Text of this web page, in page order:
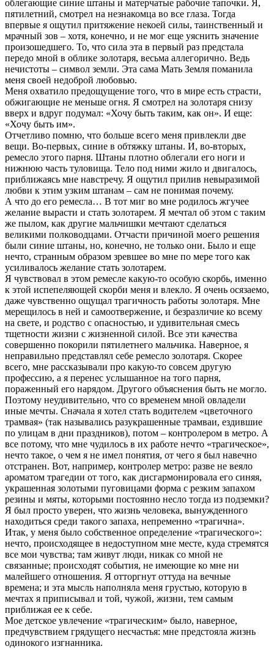
облегающие синие штаны и матерчатые рабочие тапочки. Я,
пятилетний, смотрел на незнакомца во все глаза. Тогда
впервые я ощутил притяжение некоей силы, таинственный и
мрачный зов – хотя, конечно, и не мог еще уяснить значение
произошедшего. То, что сила эта в первый раз предстала
передо мной в облике золотаря, весьма аллегорично. Ведь
нечистоты – символ земли. Эта сама Мать Земля поманила
меня своей недоброй любовью.
Меня охватило предощущение того, что в мире есть страсти,
обжигающие не меньше огня. Я смотрел на золотаря снизу
вверх и вдруг подумал: «Хочу быть таким, как он». И еще:
«Хочу быть им».
Отчетливо помню, что больше всего меня привлекли две
вещи. Во-первых, синие в обтяжку штаны. И, во-вторых,
ремесло этого парня. Штаны плотно облегали его ноги и
нижнюю часть туловища. Тело под ними жило и двигалось,
приближаясь мне навстречу. Я ощутил прилив невыразимой
любви к этим узким штанам – сам не понимая почему.
А что до его ремесла… В тот миг во мне родилось жгучее
желание вырасти и стать золотарем. Я мечтал об этом с таким
же пылом, как другие мальчишки мечтают сделаться
великими полководцами. Отчасти причиной моего решения
были синие штаны, но, конечно, не только они. Было и еще
нечто, странным образом зревшее во мне по мере того как
усиливалось желание стать золотарем.
Я чувствовал в этом ремесле какую-то особую скорбь, именно
к этой испепеляющей скорби меня и влекло. Я очень осязаемо,
даже чувственно ощущал трагичность работы золотаря. Мне
мерещилось в ней и самоотвержение, и безразличие ко всему
на свете, и родство с опасностью, и удивительная смесь
тщетности жизни с жизненной силой. Все эти качества
совершенно покорили пятилетнего мальчика. Наверное, я
неправильно представлял себе ремесло золотаря. Скорее
всего, мне рассказывали про какую-то совсем другую
профессию, а я перенес услышанное на того парня,
пораженный его нарядом. Другого объяснения быть не могло.
Поэтому неудивительно, что со временем мной овладели
иные мечты. Сначала я хотел стать водителем «цветочного
трамвая» (так назывались разукрашенные трамваи, ездившие
по улицам в дни праздников), потом – контролером в метро. А
все потому, что мне чудилось в их работе нечто «трагическое»,
нечто такое, о чем я не имел понятия, от чего я был навечно
отстранен. Вот, например, контролер метро: разве не веяло
ароматом трагедии от того, как дисгармонировала его синяя,
украшенная золотыми пуговицами форма с резким запахом
резины и мяты, которыми постоянно несло тогда из подземки?
Я был просто уверен, что жизнь человека, вынужденного
находиться среди такого запаха, непременно «трагична».
Итак, у меня было собственное определение «трагического»:
нечто, происходящее в недоступном мне месте, куда стремятся
все мои чувства; там живут люди, никак со мной не
связанные; происходят события, не имеющие ко мне ни
малейшего отношения. Я отторгнут оттуда на вечные
времена; и эта мысль наполняла меня грустью, которую в
мечтах я приписывал и той, чужой, жизни, тем самым
приближая ее к себе.
Мое детское увлечение «трагическим» было, наверное,
предчувствием грядущего несчастья: мне предстояла жизнь
одинокого изгнанника.